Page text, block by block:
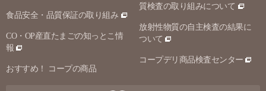
食品安全・品質保証の取り組み
CO・OP産直たまごの知っとこ情
報
おすすめ！ コープの商品
質検査の取り組みについて
放射性物質の自主検査の結果に
ついて
コープデリ商品検査センター